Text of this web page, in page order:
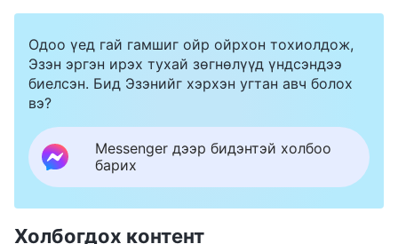
Одоо үед гай гамшиг ойр ойрхон тохиолдож,
Эзэн эргэн ирэх тухай зөгнөлүүд үндсэндээ
биелсэн. Бид Эзэнийг хэрхэн угтан авч болох
вэ?
Messenger дээр бидэнтэй холбоо
барих
Холбогдох контент